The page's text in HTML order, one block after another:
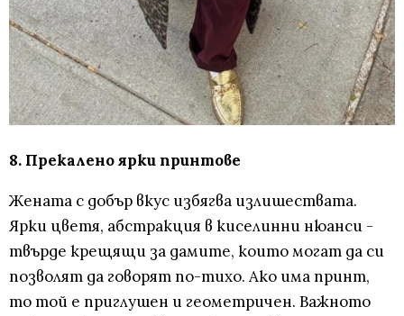
8. Прекалено ярки принтове
Жената с добър вкус избягва излишествата.
Ярки цветя, абстракция в киселинни нюанси -
твърде крещящи за дамите, които могат да си
позволят да говорят по-тихо. Ако има принт,
то той е приглушен и геометричен. Важното